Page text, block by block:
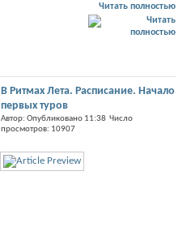
Читать полностью
В Ритмах Лета. Расписание. Начало
первых туров
Автор: Опубликовано 11:38 Число
просмотров: 10907